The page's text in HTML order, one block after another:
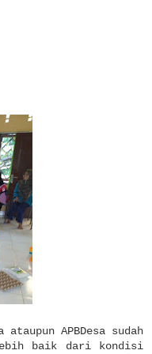
APBDesa sudah
baik dari kondisi